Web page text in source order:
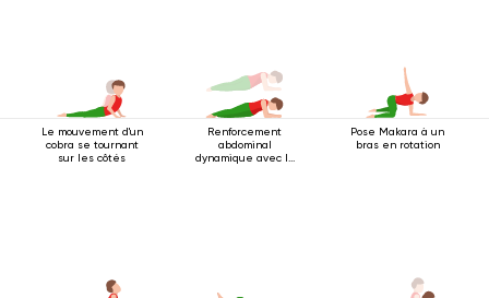
Le mouvement d'un
cobra se tournant
sur les côtés
Renforcement
abdominal
dynamique avec la
Pose Makara à un
bras en rotation